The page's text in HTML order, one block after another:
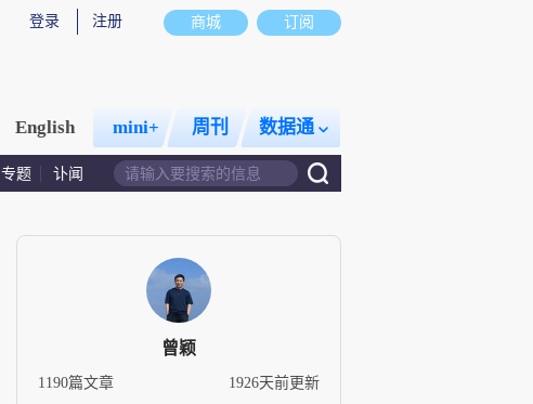
商城 订阅
登录 注册
English mini+ 周刊 数据通
专题 讣闻
曾颖
1190篇文章
1926天前更新